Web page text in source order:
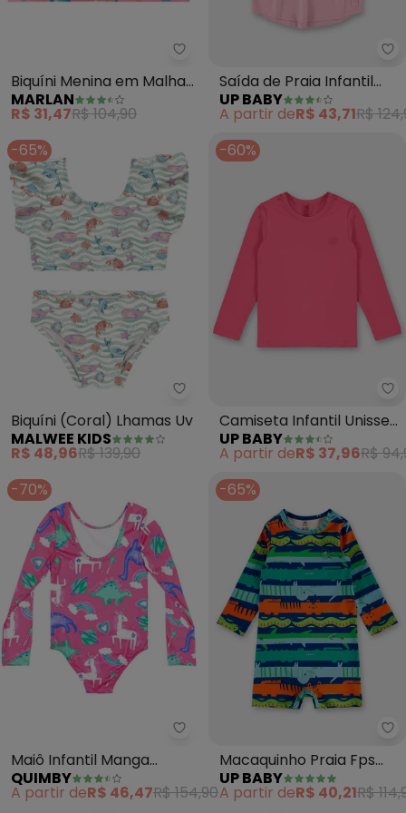
Marlan - Biquíni Menina em
Biquíni Menina em Malha
Beachwear (Rosa )
MARLAN
R$ 31,47R$ 104,90
Saída de Praia Infantil
Fps+50 (Rosa)
UP BABY
A partir deR$ 43,71R$
-65%
Malwee Kids - Biquíni (Coral)
Biquíni (Coral) Lhamas Uv
MALWEE KIDS
R$ 48,96R$ 139,90
-60%
Camiseta Infantil Unissex
com Fps +50 (Rosa)
UP BABY
A partir deR$ 37,96R$
-70%
Quimby - Maiô Infantil Manga
Maiô Infantil Manga
Longa Fps 50+ (Rosa)
QUIMBY
A partir deR$ 46,47R$ 154,90
-65%
Macaquinho Praia Fps
50+ Animais Up Baby Azul
UP BABY
A partir deR$ 40,21R$